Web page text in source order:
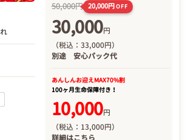
50,000円 20,000円OFF
30,000円
（税込：33,000円）
別途 安心パック代
あんしんお迎えMAX70%割
100ヶ月生命保障付き！
10,000円
（税込：13,000円）
詳細はこちら